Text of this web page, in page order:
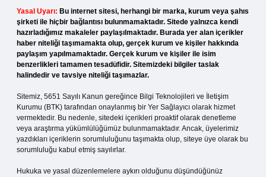
Yasal Uyarı: Bu internet sitesi, herhangi bir marka, kurum veya şahıs
şirketi ile hiçbir bağlantısı bulunmamaktadır. Sitede yalnızca kendi
hazırladığımız makaleler paylaşılmaktadır. Burada yer alan içerikler
haber niteliği taşımamakta olup, gerçek kurum ve kişiler hakkında
paylaşım yapılmamaktadır. Gerçek kurum ve kişiler ile isim
benzerlikleri tamamen tesadüfidir. Sitemizdeki bilgiler taslak
halindedir ve tavsiye niteliği taşımazlar.
Sitemiz, 5651 Sayılı Kanun gereğince Bilgi Teknolojileri ve İletişim
Kurumu (BTK) tarafından onaylanmış bir Yer Sağlayıcı olarak hizmet
vermektedir. Bu nedenle, sitedeki içerikleri proaktif olarak denetleme
veya araştırma yükümlülüğümüz bulunmamaktadır. Ancak, üyelerimiz
yazdıkları içeriklerin sorumluluğunu taşımakta olup, siteye üye olarak bu
sorumluluğu kabul etmiş sayılırlar.
Hukuka ve yasal düzenlemelere aykırı olduğunu düşündüğünüz